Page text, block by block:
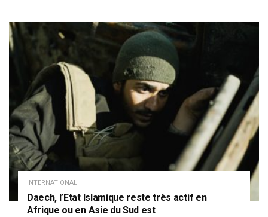
INTERNATIONAL
Daech, l’Etat Islamique reste très actif en
Afrique ou en Asie du Sud est